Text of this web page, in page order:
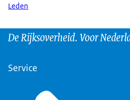
Leden
De Rijksoverheid. Voor
Service